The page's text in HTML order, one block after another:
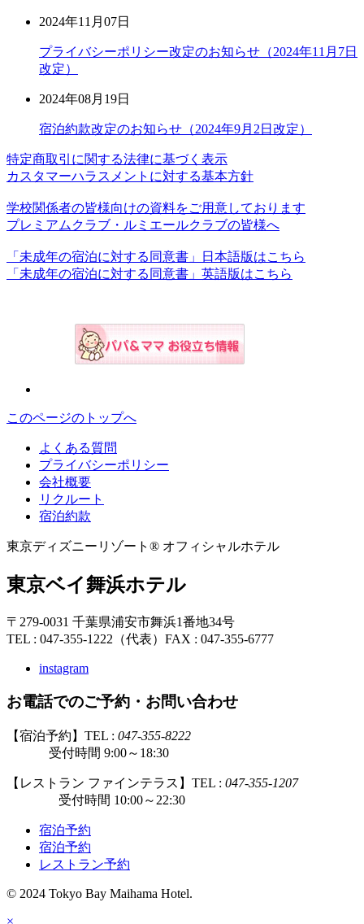
2024年11月07日
プライバシーポリシー改定のお知らせ（2024年11月7日
改定）
2024年08月19日
宿泊約款改定のお知らせ（2024年9月2日改定）
特定商取引に関する法律に基づく表示
カスタマーハラスメントに対する基本方針
学校関係者の皆様向けの資料をご用意しております
プレミアムクラブ・ルミエールクラブの皆様へ
「未成年の宿泊に対する同意書」日本語版はこちら
「未成年の宿泊に対する同意書」英語版はこちら
このページのトップへ
よくある質問
プライバシーポリシー
会社概要
リクルート
宿泊約款
東京ディズニーリゾート® オフィシャルホテル
東京ベイ舞浜ホテル
〒279-0031 千葉県浦安市舞浜1番地34号
TEL : 047-355-1222（代表） FAX : 047-355-6777
instagram
お電話でのご予約・お問い合わせ
【宿泊予約】TEL : 047-355-8222
受付時間 9:00～18:30
【レストラン ファインテラス】TEL : 047-355-1207
受付時間 10:00～22:30
宿泊予約
宿泊予約
レストラン予約
© 2024 Tokyo Bay Maihama Hotel.
×